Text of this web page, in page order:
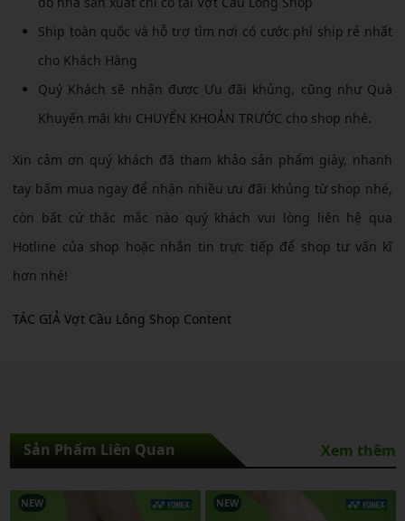
Ship toàn quốc và hỗ trợ tìm nơi có cước phí ship rẻ nhất
cho Khách Hàng
Quý Khách sẽ nhận được Ưu đãi khủng, cũng như Quà
Khuyến mãi khi CHUYỂN KHOẢN TRƯỚC cho shop nhé.
Xin cảm ơn quý khách đã tham khảo sản phẩm giày, nhanh
tay bấm mua ngay để nhận nhiều ưu đãi khủng từ shop nhé,
còn bất cứ thắc mắc nào quý khách vui lòng liên hệ qua
Hotline của shop hoặc nhắn tin trực tiếp để shop tư vấn kĩ
hơn nhé!
TÁC GIẢ Vợt Cầu Lông Shop Content
Sản Phẩm Liên Quan Xem thêm
NEW NEW